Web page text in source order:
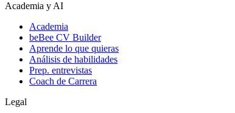
Academia y AI
Academia
beBee CV Builder
Aprende lo que quieras
Análisis de habilidades
Prep. entrevistas
Coach de Carrera
Legal